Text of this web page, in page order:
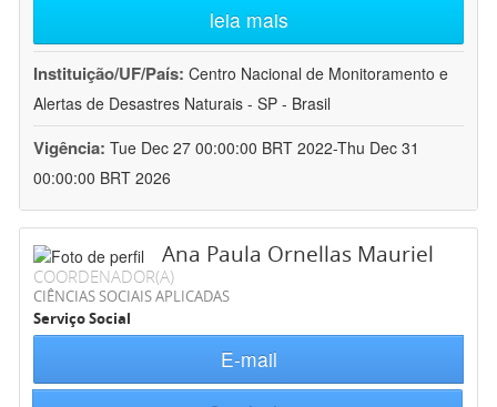
leia mais
Instituição/UF/País: Centro Nacional de Monitoramento e
Alertas de Desastres Naturais - SP - Brasil
Vigência: Tue Dec 27 00:00:00 BRT 2022-Thu Dec 31
00:00:00 BRT 2026
Ana Paula Ornellas Mauriel
COORDENADOR(A)
CIÊNCIAS SOCIAIS APLICADAS
Serviço Social
E-mail